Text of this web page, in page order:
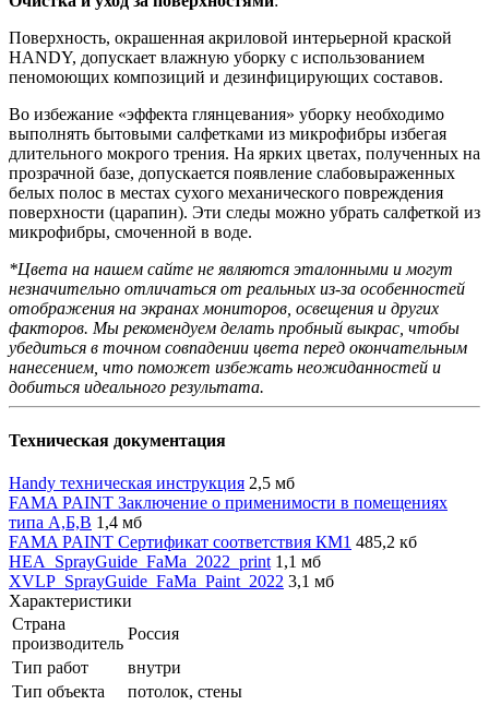
Поверхность, окрашенная акриловой интерьерной краской
HANDY, допускает влажную уборку с использованием
пеномоющих композиций и дезинфицирующих составов.
Во избежание «эффекта глянцевания» уборку необходимо
выполнять бытовыми салфетками из микрофибры избегая
длительного мокрого трения. На ярких цветах, полученных на
прозрачной базе, допускается появление слабовыраженных
белых полос в местах сухого механического повреждения
поверхности (царапин). Эти следы можно убрать салфеткой из
микрофибры, смоченной в воде.
*Цвета на нашем сайте не являются эталонными и могут
незначительно отличаться от реальных из-за особенностей
отображения на экранах мониторов, освещения и других
факторов. Мы рекомендуем делать пробный выкрас, чтобы
убедиться в точном совпадении цвета перед окончательным
нанесением, что поможет избежать неожиданностей и
добиться идеального результата.
Техническая документация
Handy техническая инструкция 2,5 мб
FAMA PAINT Заключение о применимости в помещениях
типа А,Б,В 1,4 мб
FAMA PAINT Сертификат соответствия КМ1 485,2 кб
HEA_SprayGuide_FaMa_2022_print 1,1 мб
XVLP_SprayGuide_FaMa_Paint_2022 3,1 мб
Характеристики
Страна
производитель
Россия
Тип работ
внутри
Тип объекта
потолок, стены